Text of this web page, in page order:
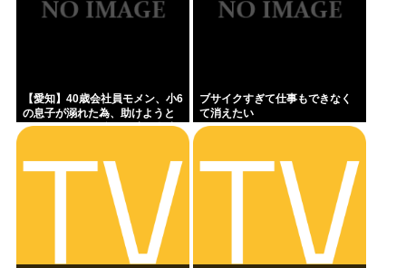
【愛知】40歳会社員モメン、小6
の息子が溺れた為、助けようと
して溺れる なお息子は妻が救出
ブサイクすぎて仕事もできなく
て消えたい